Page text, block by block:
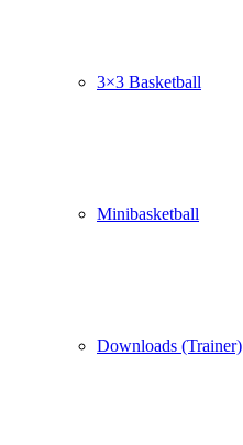
3×3 Basketball
Minibasketball
Downloads (Trainer)